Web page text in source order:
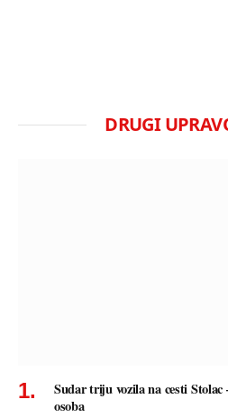
DRUGI
Sudar triju vozila na cesti
osoba